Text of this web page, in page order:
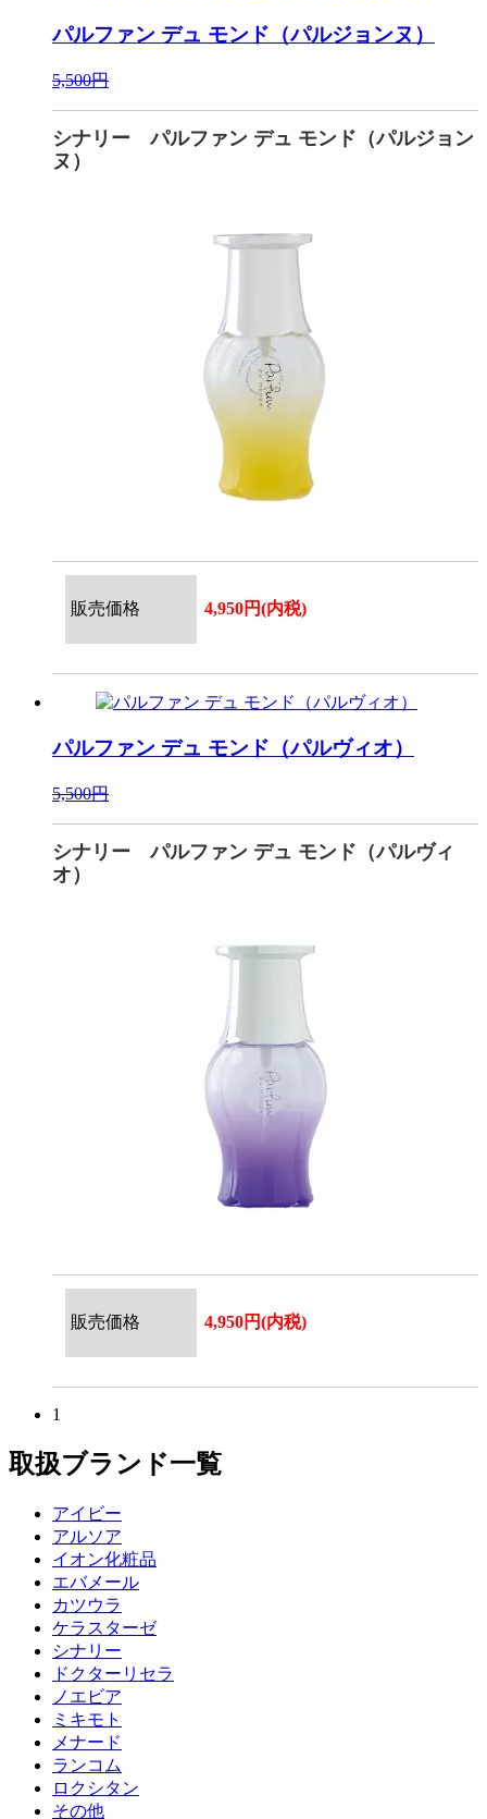
パルファン デュ モンド（パルジョンヌ）
5,500円
シナリー パルファン デュ モンド（パルジョン
ヌ）
販売価格 4,950円(内税)
パルファン デュ モンド（パルヴィオ）
5,500円
シナリー パルファン デュ モンド（パルヴィ
オ）
販売価格 4,950円(内税)
1
取扱ブランド一覧
アイビー
アルソア
イオン化粧品
エバメール
カツウラ
ケラスターゼ
シナリー
ドクターリセラ
ノエビア
ミキモト
メナード
ランコム
ロクシタン
その他